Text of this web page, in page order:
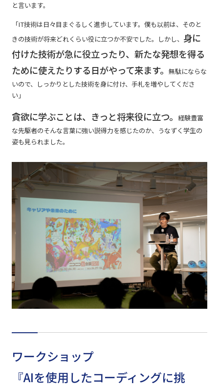
と言います。
「IT技術は日々目まぐるしく進歩しています。僕も以前は、そのと
きの技術が将来どれくらい役に立つか不安でした。しかし、 身に
付けた技術が急に役立ったり、新たな発想を得る
ために使えたりする日がやって来ます。 無駄にならな
いので、しっかりとした技術を身に付け、手札を増やしてくださ
い」
貪欲に学ぶことは、きっと将来役に立つ。
経験豊富
な先駆者のそんな言葉に強い説得力を感じたのか、うなずく学生の
姿も見られました。
ワークショップ
『AIを使用したコーディングに挑